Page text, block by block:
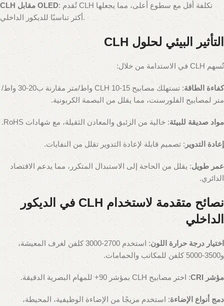
CLH مقابل OLED: تُقدم CLH تكلفة أقل مع سطوع أعلى، مما يجعلها
أكثر تناسبًا للديكور الداخلي.
التأثير البيئي لحلول CLH
تُسهم CLH في الاستدامة من خلال:
كفاءة الطاقة
: تستهلك مصابيح CLH 10-15 واط/متر مقارنة ب20-30 واط/
متر لمصابيح الفلورسنت، مما يقلل من البصمة الكربونية.
مواد صديقة للبيئة: خالية من الزئبق والمعادن الثقيلة، مع شهادات RoHS.
إعادة التدوير : تصميم قابلة لإعادة التدوير تقلل من النفايات.
عمر طويل: يقلل من الحاجة إلى الاستبدال المتكرر، مما يدعم الاقتصاد
الدائري.
نصائح متقدمة لاستخدام CLH في الديكور
الداخلي
اختيار درجة حرارة اللون
: استخدم 2700-3000 كلفن لغرف المعيشة،
و3500-5000 كلفن للمكاتب والحمامات.
مؤشر CRI : اختر مصابيح CLH بمؤشر 90+ للمهام البصرية الدقيقة.
دمج أنواع الإضاءة: استخدم مزيجًا من الإضاءة الوظيفية، المحيطة،